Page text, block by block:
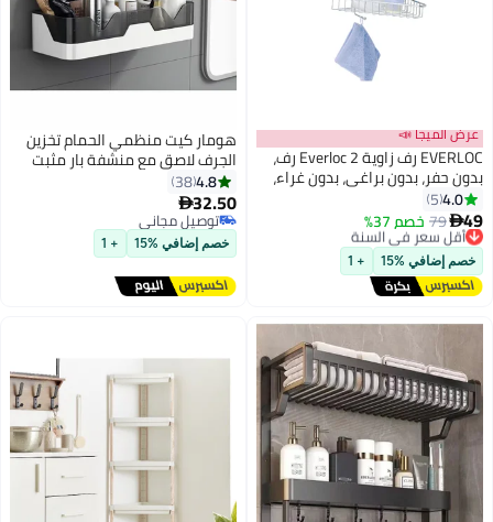
عرض الميجا 📣
EVERLOC رف زاوية Everloc 2 رف،
بدون حفر، بدون براغي، بدون غراء،
بدون لاصق، مثبت على الحائط
بالشفط الفراغي، حامل ملحقات
الحمام في زاوية الكروم، رف دش،
سهل التركيب، EVL-10202
4.0
5
49
79 خصم 37%
أقل سعر في السنة
توصيل مجاني
أقل سعر في السنة
خصم إضافي %15 + 1
هومار كيت منظمي الحمام تخزين
الجرف لاصق مع منشفة بار مثبت
على الحائط مثبت على الحائط دش
العلبة مطبخ سبايس رف
4.8
38
32.50
توصيل مجاني
توصيل مجاني
خصم إضافي %15 + 1